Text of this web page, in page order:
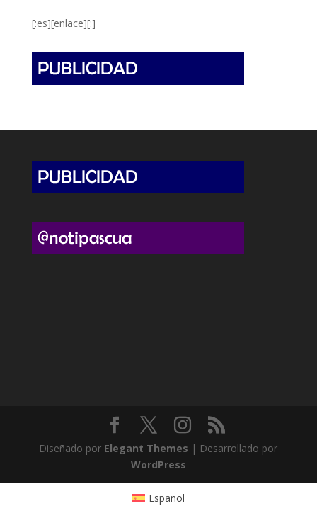
[:es][enlace][:]
Diseñado por Elegant Themes | Desarrollado por
WordPress
Español